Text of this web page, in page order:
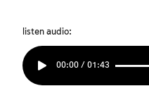
listen audio:
00:00 / 01:43